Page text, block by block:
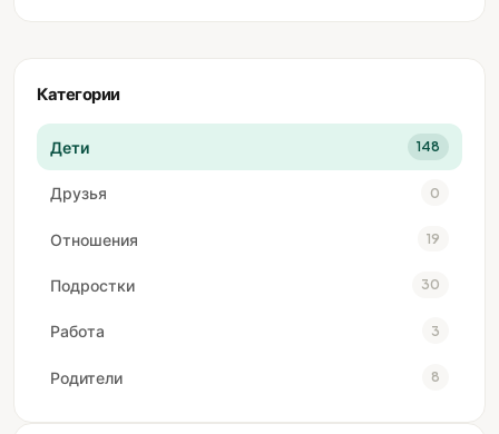
Категории
Дети 148
Друзья 0
Отношения 19
Подростки 30
Работа 3
Родители 8